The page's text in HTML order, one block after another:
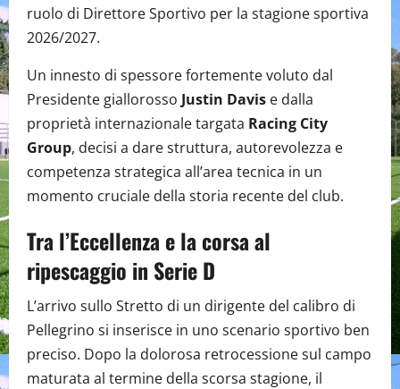
ruolo di Direttore Sportivo per la stagione sportiva
2026/2027.
Un innesto di spessore fortemente voluto dal
Presidente giallorosso Justin Davis e dalla
proprietà internazionale targata Racing City
Group, decisi a dare struttura, autorevolezza e
competenza strategica all’area tecnica in un
momento cruciale della storia recente del club.
Tra l’Eccellenza e la corsa al
ripescaggio in Serie D
L’arrivo sullo Stretto di un dirigente del calibro di
Pellegrino si inserisce in uno scenario sportivo ben
preciso. Dopo la dolorosa retrocessione sul campo
maturata al termine della scorsa stagione, il